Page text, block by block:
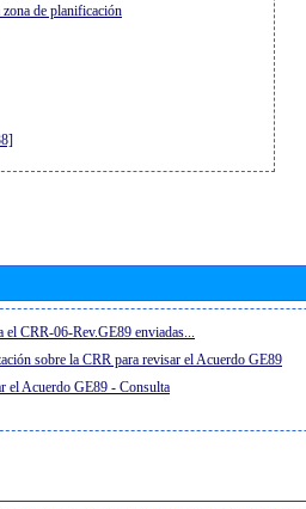
de planificación
el CRR-06-Rev.GE89 enviadas...
sobre la CRR para revisar el Acuerdo GE89
el Acuerdo GE89 - Consulta